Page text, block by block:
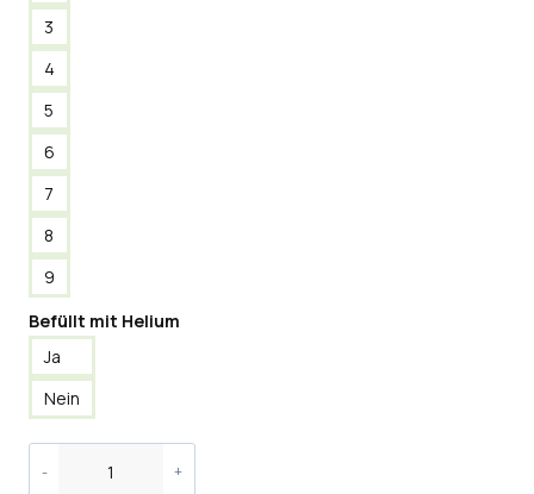
3
4
5
6
7
8
9
Befüllt mit Helium
Ja
Nein